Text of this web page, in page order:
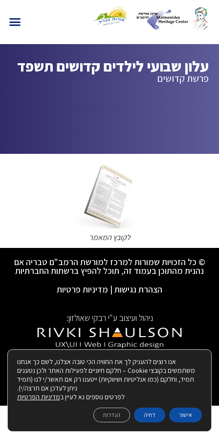
עלון שבועי לילדים קדושים תשפד
פרשת קדושים
לקובץ המאמר
© כל הזכויות שמורות למרכז למורשת הרמב"ם טבריה אם
נהנית מהתוכן בעמוד זה, תוכל להפיץ ברשתות החברתיות
הצהרת נגישות | מדיניות פרטיות
ניהול ועיצוב ע"י רבקי שאולזון:
| בנייה ותחזוקת האתר:
אנו רוצים להעניק לך את החוויה הכי טובה אצלנו, לשם כך אנחנו
משתמשים בקובצי Cookie – חלקם חיוניים לפעילות האתר ולכן נטענים
תמיד, וחלקם (כמו אנליטיות ושיווקיות) ייטענו רק אם תאשר/י לנו (תמיד
ניתן לעדכן אם תרצה/י).
לפרטים נוספים נא לעיין במדיניות הפרטיות
אישור דחיה הגדרות